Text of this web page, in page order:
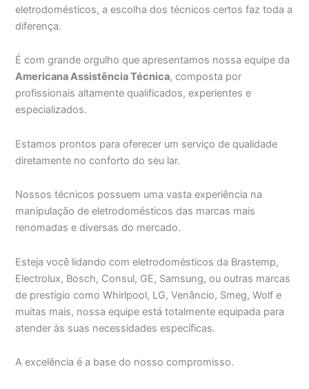
eletrodomésticos, a escolha dos técnicos certos faz toda a
diferença.
É com grande orgulho que apresentamos nossa equipe da
Americana Assistência Técnica, composta por
profissionais altamente qualificados, experientes e
especializados.
Estamos prontos para oferecer um serviço de qualidade
diretamente no conforto do seu lar.
Nossos técnicos possuem uma vasta experiência na
manipulação de eletrodomésticos das marcas mais
renomadas e diversas do mercado.
Esteja você lidando com eletrodomésticos da Brastemp,
Electrolux, Bosch, Consul, GE, Samsung, ou outras marcas
de prestígio como Whirlpool, LG, Venâncio, Smeg, Wolf e
muitas mais, nossa equipe está totalmente equipada para
atender às suas necessidades específicas.
A excelência é a base do nosso compromisso.